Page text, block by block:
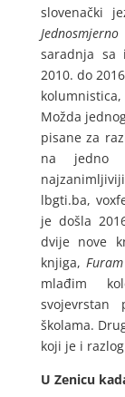
slovenački
saradnja sa
2010. do
Možda
pisane za
na jedno
lbgti.ba,
je došla
dvije nove
knjiga,
mlađim
školama.
koji je i
U Zenicu